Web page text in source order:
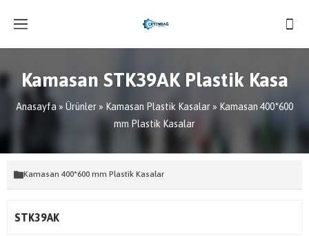
Kamasan STK39AK Plastik Kasa
Anasayfa » Ürünler » Kamasan Plastik Kasalar» Kamasan 400*600
mm Plastik Kasalar
Kamasan 400*600 mm Plastik Kasalar
STK39AK